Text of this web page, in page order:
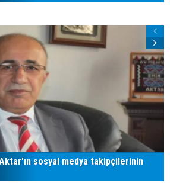
sosyal medya takipçilerinin